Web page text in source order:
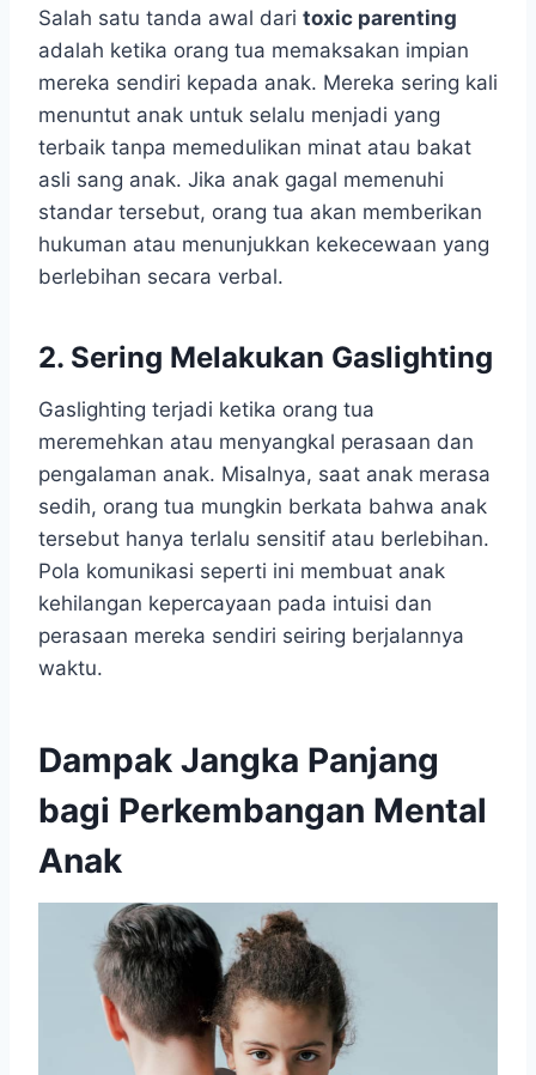
Salah satu tanda awal dari toxic parenting
adalah ketika orang tua memaksakan impian
mereka sendiri kepada anak. Mereka sering kali
menuntut anak untuk selalu menjadi yang
terbaik tanpa memedulikan minat atau bakat
asli sang anak. Jika anak gagal memenuhi
standar tersebut, orang tua akan memberikan
hukuman atau menunjukkan kekecewaan yang
berlebihan secara verbal.
2. Sering Melakukan Gaslighting
Gaslighting terjadi ketika orang tua
meremehkan atau menyangkal perasaan dan
pengalaman anak. Misalnya, saat anak merasa
sedih, orang tua mungkin berkata bahwa anak
tersebut hanya terlalu sensitif atau berlebihan.
Pola komunikasi seperti ini membuat anak
kehilangan kepercayaan pada intuisi dan
perasaan mereka sendiri seiring berjalannya
waktu.
Dampak Jangka Panjang
bagi Perkembangan Mental
Anak